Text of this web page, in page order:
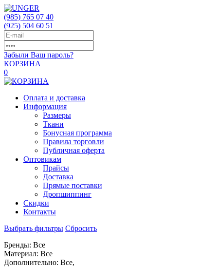
(985) 765 07 40
(925) 504 60 51
Забыли Ваш пароль?
КОРЗИНА
0
Оплата и доставка
Информация
Размеры
Ткани
Бонусная программа
Правила торговли
Публичная оферта
Оптовикам
Прайсы
Доставка
Прямые поставки
Дропшиппинг
Скидки
Контакты
Выбрать фильтры Сбросить
Бренды: Все
Материал: Все
Дополнительно: Все,